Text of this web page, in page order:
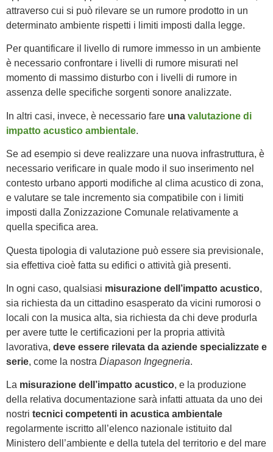
attraverso cui si può rilevare se un rumore prodotto in un
determinato ambiente rispetti i limiti imposti dalla legge.
Per quantificare il livello di rumore immesso in un ambiente
è necessario confrontare i livelli di rumore misurati nel
momento di massimo disturbo con i livelli di rumore in
assenza delle specifiche sorgenti sonore analizzate.
In altri casi, invece, è necessario fare una valutazione di
impatto acustico ambientale.
Se ad esempio si deve realizzare una nuova infrastruttura, è
necessario verificare in quale modo il suo inserimento nel
contesto urbano apporti modifiche al clima acustico di zona,
e valutare se tale incremento sia compatibile con i limiti
imposti dalla Zonizzazione Comunale relativamente a
quella specifica area.
Questa tipologia di valutazione può essere sia previsionale,
sia effettiva cioè fatta su edifici o attività già presenti.
In ogni caso, qualsiasi misurazione dell’impatto acustico,
sia richiesta da un cittadino esasperato da vicini rumorosi o
locali con la musica alta, sia richiesta da chi deve produrla
per avere tutte le certificazioni per la propria attività
lavorativa, deve essere rilevata da aziende specializzate e
serie, come la nostra Diapason Ingegneria.
La misurazione dell’impatto acustico, e la produzione
della relativa documentazione sarà infatti attuata da uno dei
nostri tecnici competenti in acustica ambientale
regolarmente iscritto all’elenco nazionale istituito dal
Ministero dell’ambiente e della tutela del territorio e del mare